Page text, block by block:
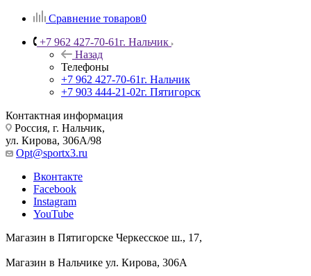
Сравнение товаров0
+7 962 427-70-61г. Нальчик
Назад
Телефоны
+7 962 427-70-61г. Нальчик
+7 903 444-21-02г. Пятигорск
Контактная информация
Россия, г. Нальчик,
ул. Кирова, 306А/98
Opt@sportx3.ru
Вконтакте
Facebook
Instagram
YouTube
Магазин в Пятигорске Черкесское ш., 17,
Магазин в Нальчике ул. Кирова, 306А